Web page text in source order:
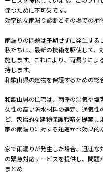
保つために不可欠です。
効率的な雨漏り診断とその場での補
雨漏りの問題は予期せずに発生する
私たちは、最新の技術を駆使して、
施します。これにより、雨漏りによ
持します。
和歌山県の建物を保護するための総
和歌山県の住宅は、雨季の湿気や塩
久性の高い防水材料の選定、通気
ど、包括的な建物保護戦略を提案しま
家の雨漏りに対する迅速かつ効果的
家で雨漏りが発生した場合、迅速
の緊急対応サービスを提供し、問題
まとめ